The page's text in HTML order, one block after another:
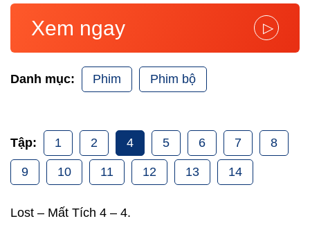
Danh mục: Phim Phim bộ
Xem ngay ▷
Tập: 1 2 4 5 6 7 8
9 10 11 12 13 14
Lost – Mất Tích 4 – 4.